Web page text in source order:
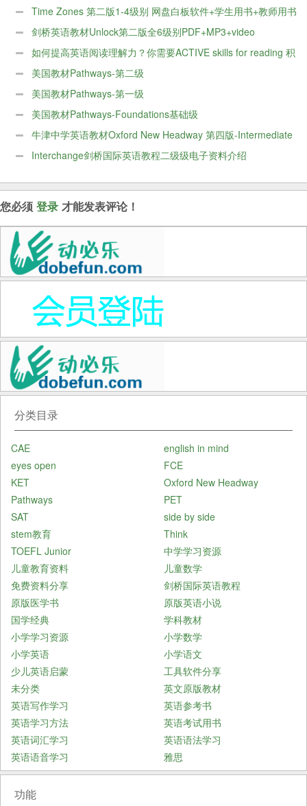
Time Zones 第二版1-4级别 网盘白板软件+学生用书+教师用书
+音频+视频
剑桥英语教材Unlock第二版全6级别PDF+MP3+video
如何提高英语阅读理解力？你需要ACTIVE skills for reading 积
极英语阅读教程共5本
美国教材Pathways-第二级
美国教材Pathways-第一级
美国教材Pathways-Foundations基础级
牛津中学英语教材Oxford New Headway 第四版-Intermediate
级别Interchange剑桥国际英语教程二级级电子资料介绍
您必须 登录 才能发表评论！
分类目录
CAE
english in mind
eyes open
FCE
KET
Oxford New Headway
Pathways
PET
SAT
side by side
stem教育
Think
TOEFL Junior
中学学习资源
儿童教育资料
儿童数学
免费资料分享
剑桥国际英语教程
原版医学书
原版英语小说
国学经典
学科教材
小学学习资源
小学数学
小学英语
小学语文
少儿英语启蒙
工具软件分享
未分类
英文原版教材
英语写作学习
英语参考书
英语学习方法
英语考试用书
英语词汇学习
英语语法学习
英语语音学习
雅思
功能